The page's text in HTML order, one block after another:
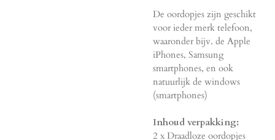
De oordopjes zijn geschikt
voor ieder merk telefoon,
waaronder bijv. de Apple
iPhones, Samsung
smartphones, en ook
natuurlijk de windows
(smartphones)
Inhoud verpakking:
2 x Draadloze oordopjes